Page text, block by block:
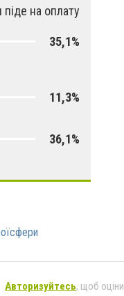
піде на оплату
35,1%
11,3%
36,1%
Авторизуйтесь, щоб